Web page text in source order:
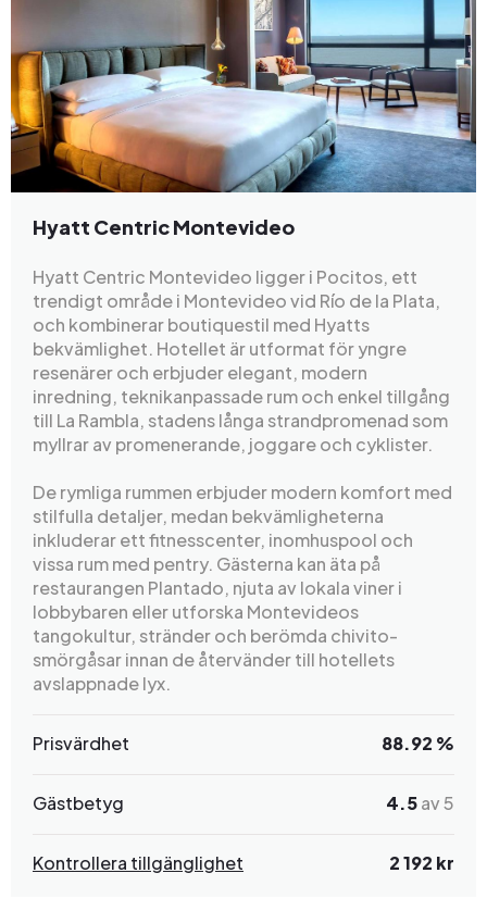
Hyatt Centric Montevideo
Hyatt Centric Montevideo ligger i Pocitos, ett
trendigt område i Montevideo vid Río de la Plata,
och kombinerar boutiquestil med Hyatts
bekvämlighet. Hotellet är utformat för yngre
resenärer och erbjuder elegant, modern
inredning, teknikanpassade rum och enkel tillgång
till La Rambla, stadens långa strandpromenad som
myllrar av promenerande, joggare och cyklister.
De rymliga rummen erbjuder modern komfort med
stilfulla detaljer, medan bekvämligheterna
inkluderar ett fitnesscenter, inomhuspool och
vissa rum med pentry. Gästerna kan äta på
restaurangen Plantado, njuta av lokala viner i
lobbybaren eller utforska Montevideos
tangokultur, stränder och berömda chivito-
smörgåsar innan de återvänder till hotellets
avslappnade lyx.
Prisvärdhet 88.92 %
Gästbetyg 4.5av 5
Kontrollera tillgänglighet 2 192 kr